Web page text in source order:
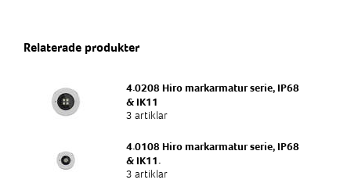
Relaterade produkter
4.0208 Hiro markarmatur serie, IP68
& IK11
3 artiklar
4.0108 Hiro markarmatur serie, IP68
& IK11.
3 artiklar